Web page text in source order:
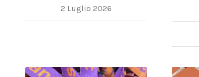
2 Luglio 2026